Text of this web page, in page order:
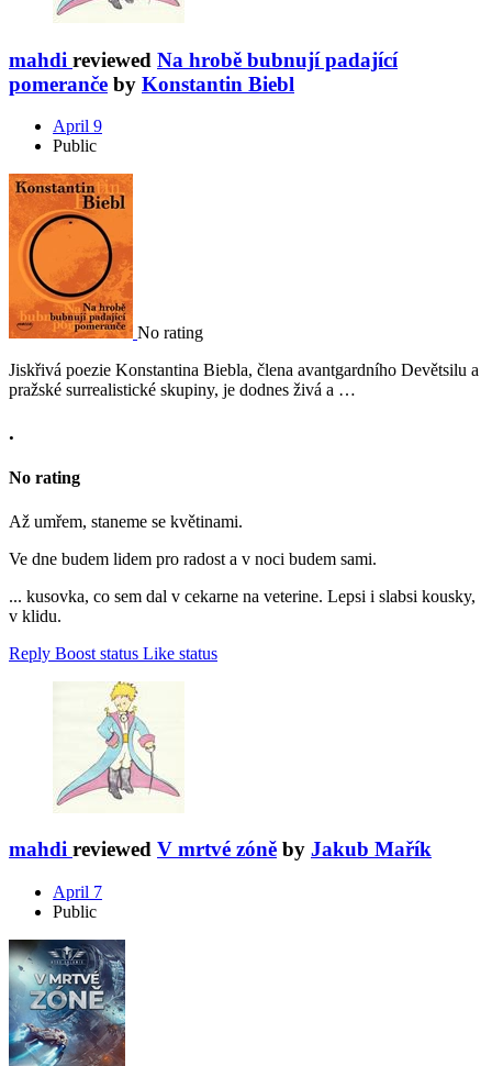
mahdi reviewed Na hrobě bubnují padající
pomeranče by Konstantin Biebl
April 9
Public
No rating
Jiskřivá poezie Konstantina Biebla, člena avantgardního Devětsilu a
pražské surrealistické skupiny, je dodnes živá a …
.
No rating
Až umřem, staneme se květinami.
Ve dne budem lidem pro radost a v noci budem sami.
... kusovka, co sem dal v cekarne na veterine. Lepsi i slabsi kousky,
v klidu.
Reply Boost status Like status
mahdi reviewed V mrtvé zóně by Jakub Mařík
April 7
Public